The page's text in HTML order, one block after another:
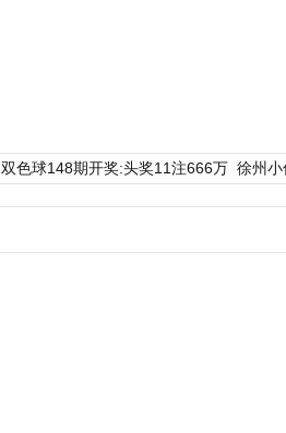
双色球148期开奖:头奖11注666万 徐州